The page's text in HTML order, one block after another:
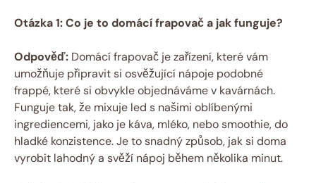
Otázka 1: Co je to domácí frapovač a jak funguje?
Odpověď: Domácí frapovač je zařízení, které vám
umožňuje připravit si osvěžující nápoje podobné
frappé, které si obvykle objednáváme v kavárnách.
Funguje tak, že mixuje led s našimi oblíbenými
ingrediencemi, jako je káva, mléko, nebo smoothie, do
hladké konzistence. Je to snadný způsob, jak si doma
vyrobit lahodný a svěží nápoj během několika minut.